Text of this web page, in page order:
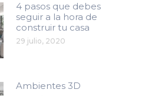
4 pasos que debes
seguir a la hora de
construir tu casa
29 julio, 2020
Ambientes 3D